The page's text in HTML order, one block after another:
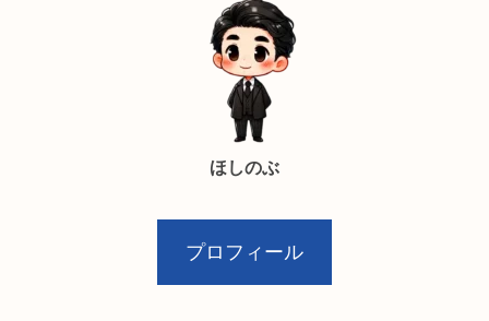
ほしのぶ
プロフィール